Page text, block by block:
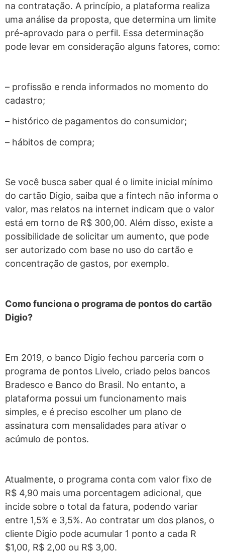
na contratação. A princípio, a plataforma realiza
uma análise da proposta, que determina um limite
pré-aprovado para o perfil. Essa determinação
pode levar em consideração alguns fatores, como:
– profissão e renda informados no momento do
cadastro;
– histórico de pagamentos do consumidor;
– hábitos de compra;
Se você busca saber qual é o limite inicial mínimo
do cartão Digio, saiba que a fintech não informa o
valor, mas relatos na internet indicam que o valor
está em torno de R$ 300,00. Além disso, existe a
possibilidade de solicitar um aumento, que pode
ser autorizado com base no uso do cartão e
concentração de gastos, por exemplo.
Como funciona o programa de pontos do cartão
Digio?
Em 2019, o banco Digio fechou parceria com o
programa de pontos Livelo, criado pelos bancos
Bradesco e Banco do Brasil. No entanto, a
plataforma possui um funcionamento mais
simples, e é preciso escolher um plano de
assinatura com mensalidades para ativar o
acúmulo de pontos.
Atualmente, o programa conta com valor fixo de
R$ 4,90 mais uma porcentagem adicional, que
incide sobre o total da fatura, podendo variar
entre 1,5% e 3,5%. Ao contratar um dos planos, o
cliente Digio pode acumular 1 ponto a cada R
$1,00, R$ 2,00 ou R$ 3,00.